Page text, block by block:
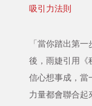
吸引力法則
「當你踏出第
後，雨婕引用《
信心想事成，當
力量都會聯合起